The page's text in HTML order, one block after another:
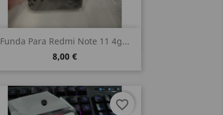
Funda Para Redmi Note 11 4g...
8,00 €
Vista rápida
favorite_border